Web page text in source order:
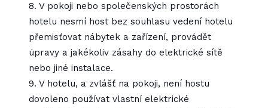
8. V pokoji nebo společenských prostorách
hotelu nesmí host bez souhlasu vedení hotelu
přemisťovat nábytek a zařízení, provádět
úpravy a jakékoliv zásahy do elektrické sítě
nebo jiné instalace.
9. V hotelu, a zvlášť na pokoji, není hostu
dovoleno používat vlastní elektrické